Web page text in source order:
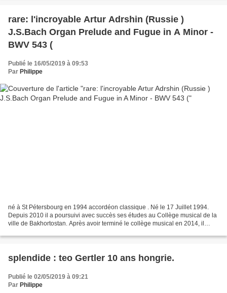
rare: l'incroyable Artur Adrshin (Russie )
J.S.Bach Organ Prelude and Fugue in A Minor -
BWV 543 (
Publié le 16/05/2019 à 09:53
Par Philippe
né à St Pétersbourg en 1994 accordéon classique . Né le 17 Juillet 1994.
Depuis 2010 il a poursuivi avec succès ses études au Collège musical de la
ville de Bakhortostan. Après avoir terminé le collège musical en 2014, il
splendide : teo Gertler 10 ans hongrie.
Publié le 02/05/2019 à 09:21
Par Philippe